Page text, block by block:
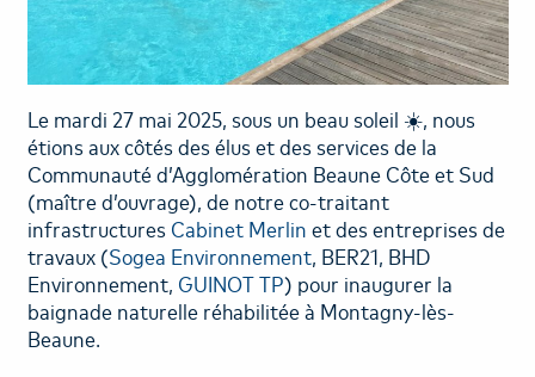
RECRUTEMENT
Le mardi 27 mai 2025, sous un beau soleil ☀️, nous
étions aux côtés des élus et des services de la
Communauté d’Agglomération Beaune Côte et Sud
(maître d’ouvrage), de notre co-traitant
infrastructuresCabinet Merlinet des entreprises de
travaux (Sogea Environnement, BER21, BHD
Environnement, GUINOT TP) pour inaugurer la
baignade naturelle réhabilitée à Montagny-lès-
Beaune.